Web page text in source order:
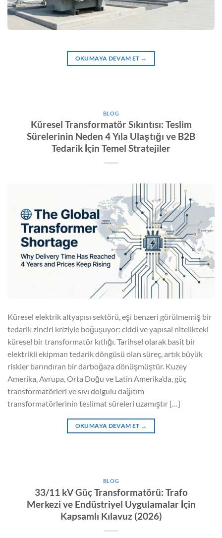
OKUMAYA DEVAM ET →
BLOG
Küresel Transformatör Sıkıntısı: Teslim
Sürelerinin Neden 4 Yıla Ulaştığı ve B2B
Tedarik İçin Temel Stratejiler
Küresel elektrik altyapısı sektörü, eşi benzeri görülmemiş bir
tedarik zinciri kriziyle boğuşuyor: ciddi ve yapısal nitelikteki
küresel bir transformatör kıtlığı. Tarihsel olarak basit bir
elektrikli ekipman tedarik döngüsü olan süreç, artık büyük
riskler barındıran bir darboğaza dönüşmüştür. Kuzey
Amerika, Avrupa, Orta Doğu ve Latin Amerika’da, güç
transformatörleri ve sıvı dolgulu dağıtım
transformatörlerinin teslimat süreleri uzamıştır […]
OKUMAYA DEVAM ET →
BLOG
33/11 kV Güç Transformatörü: Trafo
Merkezi ve Endüstriyel Uygulamalar İçin
Kapsamlı Kılavuz (2026)